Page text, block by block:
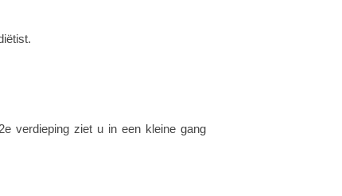
verdieping ziet u in een kleine gang